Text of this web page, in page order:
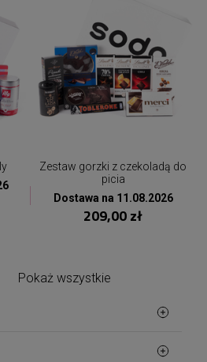
Zestaw gorzki z czekoladą do
picia
Dostawa na 11.08.2026
209,00 zł
Pokaż wszystkie
Bydgoszcz!